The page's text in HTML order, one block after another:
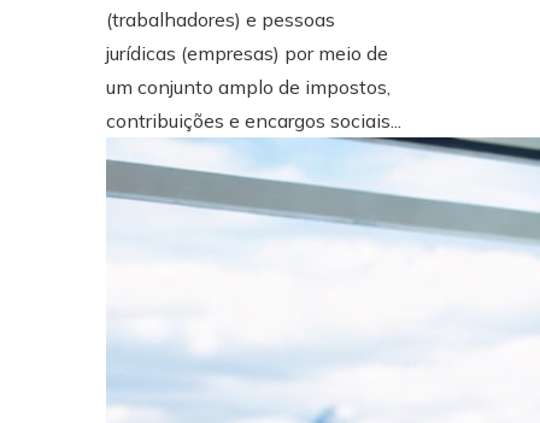
(trabalhadores) e pessoas
jurídicas (empresas) por meio de
um conjunto amplo de impostos,
contribuições e encargos sociais...